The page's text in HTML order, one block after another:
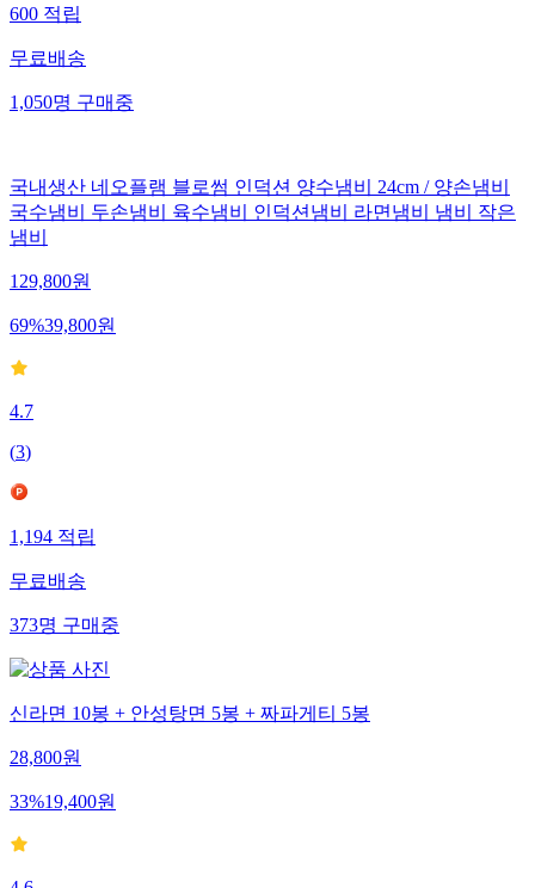
600 적립
무료배송
1,050명 구매중
국내생산 네오플램 블로썸 인덕션 양수냄비 24cm / 양손냄비
국수냄비 두손냄비 육수냄비 인덕션냄비 라면냄비 냄비 작은
냄비
129,800원
69%39,800원
4.7
(3)
1,194 적립
무료배송
373명 구매중
신라면 10봉 + 안성탕면 5봉 + 짜파게티 5봉
28,800원
33%19,400원